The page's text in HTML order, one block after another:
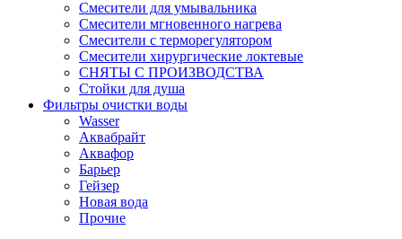
Смесители для умывальника
Смесители мгновенного нагрева
Смесители с терморегулятором
Смесители хирургические локтевые
СНЯТЫ С ПРОИЗВОДСТВА
Стойки для душа
Фильтры очистки воды
Wasser
Аквабрайт
Аквафор
Барьер
Гейзер
Новая вода
Прочие